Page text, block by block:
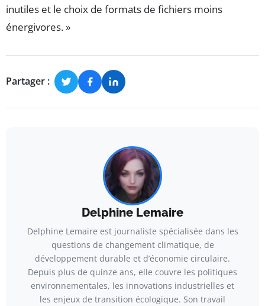
inutiles et le choix de formats de fichiers moins
énergivores. »
Partager :
Delphine Lemaire
Delphine Lemaire est journaliste spécialisée dans les
questions de changement climatique, de
développement durable et d’économie circulaire.
Depuis plus de quinze ans, elle couvre les politiques
environnementales, les innovations industrielles et
les enjeux de transition écologique. Son travail